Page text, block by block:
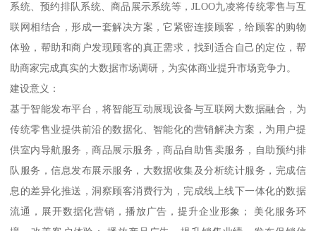
系统、预约排队系统、商品展示系统等，JLOO九凌将传统零售与互
联网相结合，形成一套解决方案，它紧密连接顾客，给顾客的购物
体验，帮助和商户发现顾客的真正需求，找到适合自己的定位，帮
助商家完成真实的大数据市场调研，为实体商业提升市场竞争力。
建设意义：
基于智能发布平台，将智能互动展现设备与互联网大数据融合，为
传统零售业提供前沿的数据化、智能化的营销解决方案，为用户提
供室内导航服务，商品展示服务，商品自助售卖服务，自助预约排
队服务，信息发布展示服务，大数据收集及分析统计服务，完成信
息的差异化推送，洞察顾客消费行为，完成线上线下一体化的数据
流通，展开数据化营销，播放广告，提升企业形象； 美化服务环